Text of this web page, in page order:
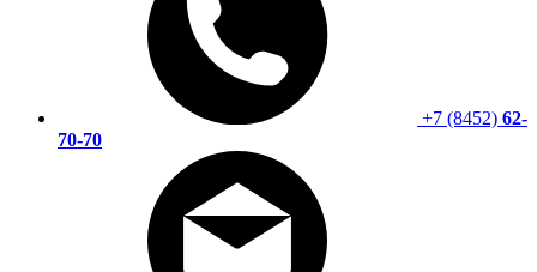
+7 (8452) 62-
70-70